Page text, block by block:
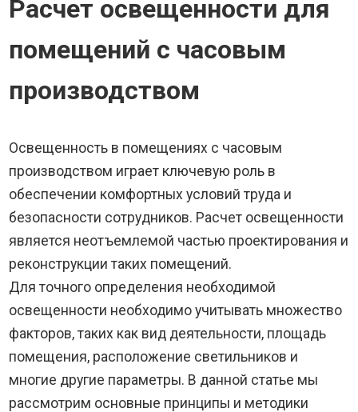
Расчет освещенности для
помещений с часовым
производством
Освещенность в помещениях с часовым
производством играет ключевую роль в
обеспечении комфортных условий труда и
безопасности сотрудников. Расчет освещенности
является неотъемлемой частью проектирования и
реконструкции таких помещений.
Для точного определения необходимой
освещенности необходимо учитывать множество
факторов, таких как вид деятельности, площадь
помещения, расположение светильников и
многие другие параметры. В данной статье мы
рассмотрим основные принципы и методики